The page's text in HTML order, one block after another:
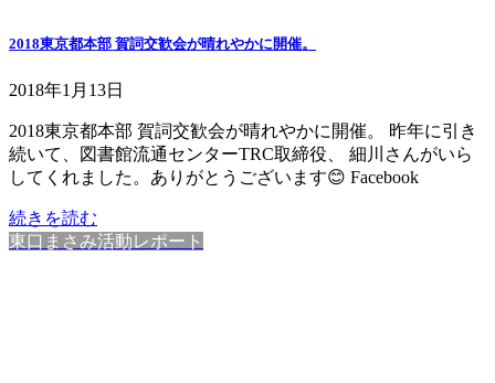
2018東京都本部 賀詞交歓会が晴れやかに開催。
2018年1月13日
2018東京都本部 賀詞交歓会が晴れやかに開催。 昨年に引き
続いて、図書館流通センターTRC取締役、 細川さんがいら
してくれました。ありがとうございます😊 Facebook
続きを読む
東口まさみ活動レポート